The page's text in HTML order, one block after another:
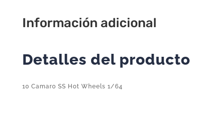
Información adicional
Detalles del producto
10 Camaro SS Hot Wheels 1/64